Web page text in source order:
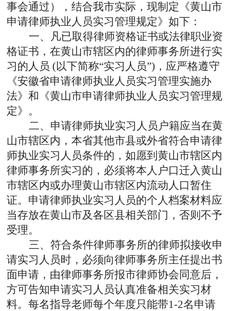
事会通过），结合我市实际，现制定《黄山市
申请律师执业人员实习管理规定》如下：
一、凡已取得律师资格证书或法律职业资
格证书，在黄山市辖区内的律师事务所进行实
习的人员 (以下简称“实习人员”) ，应严格遵守
《安徽省申请律师执业人员实习管理实施办
法》和《黄山市申请律师执业人员实习管理规
定》。
二、申请律师执业实习人员户籍应当在黄
山市辖区内，本省其他市县或外省符合申请律
师执业实习人员条件的，如愿到黄山市辖区内
律师事务所实习的，必须将本人户口迁入黄山
市辖区内或办理黄山市辖区内流动人口暂住
证。申请律师执业实习人员的个人档案材料应
当存放在黄山市及各区县相关部门，否则不予
受理。
三、符合条件律师事务所的律师拟接收申
请实习人员时，必须向律师事务所主任提出书
面申请，由律师事务所报市律师协会同意后，
方可告知申请实习人员认真准备相关实习材
料。每名指导老师每个年度只能带1-2名申请